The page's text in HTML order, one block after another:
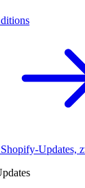
Updates,